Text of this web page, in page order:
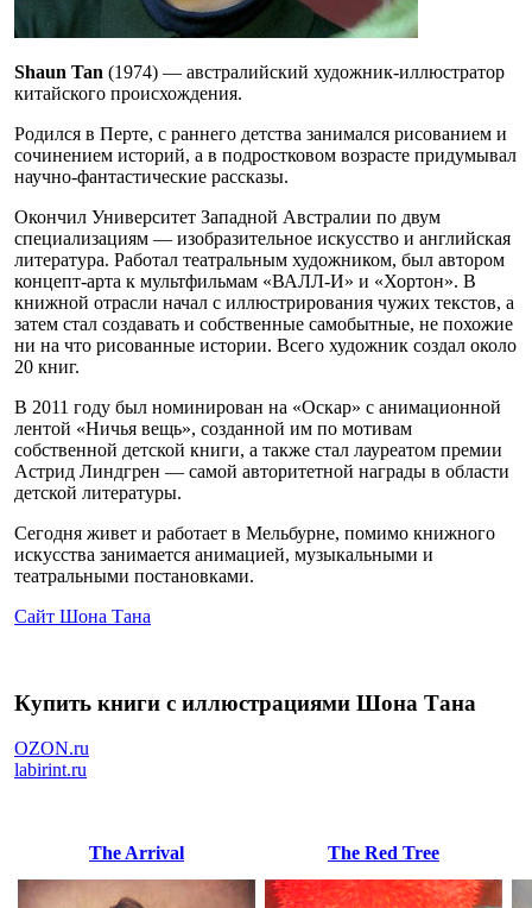
Shaun Tan (1974) — австралийский художник-иллюстратор
китайского происхождения.
Родился в Перте, с раннего детства занимался рисованием и
сочинением историй, а в подростковом возрасте придумывал
научно-фантастические рассказы.
Окончил Университет Западной Австралии по двум
специализациям — изобразительное искусство и английская
литература. Работал театральным художником, был автором
концепт-арта к мультфильмам «ВАЛЛ-И» и «Хортон». В
книжной отрасли начал с иллюстрирования чужих текстов, а
затем стал создавать и собственные самобытные, не похожие
ни на что рисованные истории. Всего художник создал около
20 книг.
В 2011 году был номинирован на «Оскар» с анимационной
лентой «Ничья вещь», созданной им по мотивам
собственной детской книги, а также стал лауреатом премии
Астрид Линдгрен — самой авторитетной награды в области
детской литературы.
Сегодня живет и работает в Мельбурне, помимо книжного
искусства занимается анимацией, музыкальными и
театральными постановками.
Сайт Шона Тана
Купить книги с иллюстрациями Шона Тана
OZON.ru
labirint.ru
The Arrival The Red Tree